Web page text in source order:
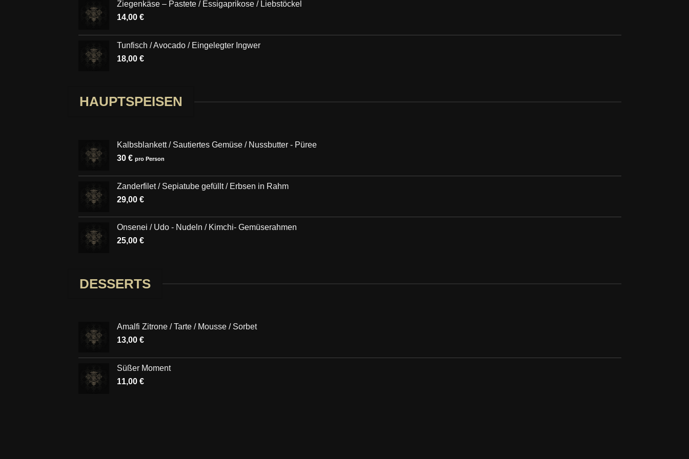
Ziegenkäse – Pastete / Essigaprikose / Liebstöckel
14,00 €
Tunfisch / Avocado / Eingelegter Ingwer
18,00 €
HAUPTSPEISEN
Kalbsblankett / Sautiertes Gemüse / Nussbutter - Püree
30 € pro Person
Zanderfilet / Sepiatube gefüllt / Erbsen in Rahm
29,00 €
Onsenei / Udo - Nudeln / Kimchi- Gemüserahmen
25,00 €
DESSERTS
Amalfi Zitrone / Tarte / Mousse / Sorbet
13,00 €
Süßer Moment
11,00 €